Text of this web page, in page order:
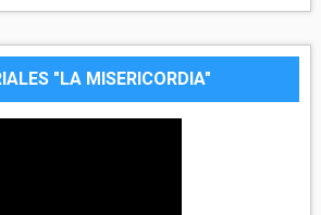
"LA MISERICORDIA"